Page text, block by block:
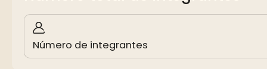
Número de integrantes